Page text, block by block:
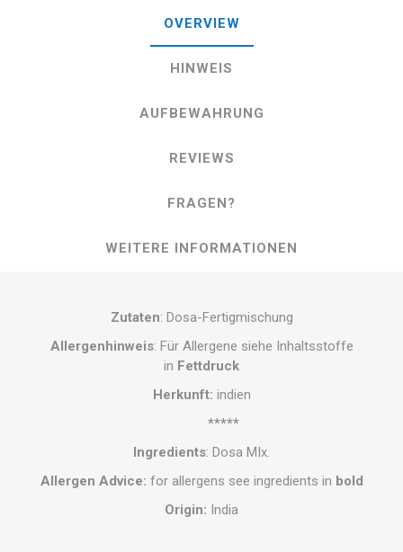
OVERVIEW
HINWEIS
AUFBEWAHRUNG
REVIEWS
FRAGEN?
WEITERE INFORMATIONEN
Zutaten: Dosa-Fertigmischung
Allergenhinweis: Für Allergene siehe Inhaltsstoffe
in Fettdruck
Herkunft: indien
*****
Ingredients: Dosa MIx.
Allergen Advice: for allergens see ingredients in bold
Origin: India